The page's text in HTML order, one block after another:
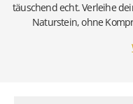
täuschend echt. Verleihe
Naturstein, ohne